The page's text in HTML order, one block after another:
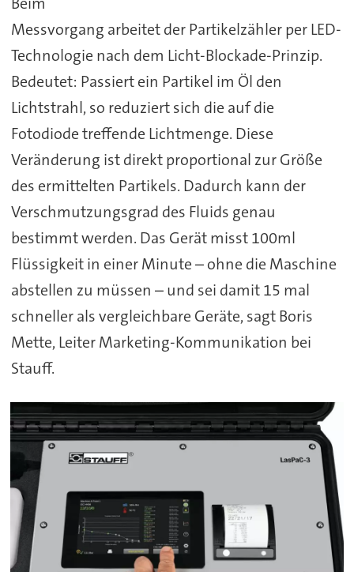
Messvorgang arbeitet der Partikelzähler per LED-
Technologie nach dem Licht-Blockade-Prinzip.
Bedeutet: Passiert ein Partikel im Öl den
Lichtstrahl, so reduziert sich die auf die
Fotodiode treffende Lichtmenge. Diese
Veränderung ist direkt proportional zur Größe
des ermittelten Partikels. Dadurch kann der
Verschmutzungsgrad des Fluids genau
bestimmt werden. Das Gerät misst 100ml
Flüssigkeit in einer Minute – ohne die Maschine
abstellen zu müssen – und sei damit 15 mal
schneller als vergleichbare Geräte, sagt Boris
Mette, Leiter Marketing-Kommunikation bei
Stauff.